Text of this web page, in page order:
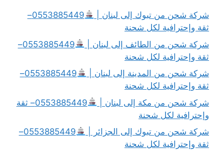
شركة شحن من تبوك إلى لبنان |
0553885449–
ثقة وإحترافية لكل شحنة
شركة شحن من الطائف إلى لبنان |
0553885449–
ثقة وإحترافية لكل شحنة
شركة شحن من المدينة إلى لبنان |
0553885449–
ثقة وإحترافية لكل شحنة
شركة شحن من مكة إلى لبنان |
0553885449– ثقة
وإحترافية لكل شحنة
شركة شحن من تبوك إلى الجزائر |
0553885449–
ثقة وإحترافية لكل شحنة